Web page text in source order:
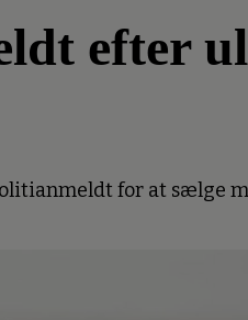
efter
for at sælge